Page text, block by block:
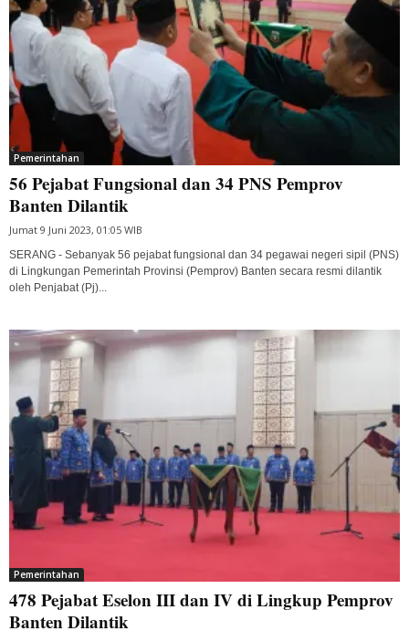
Pemerintahan
56 Pejabat Fungsional dan 34 PNS Pemprov
Banten Dilantik
Jumat 9 Juni 2023, 01:05 WIB
SERANG - Sebanyak 56 pejabat fungsional dan 34 pegawai negeri sipil (PNS)
di Lingkungan Pemerintah Provinsi (Pemprov) Banten secara resmi dilantik
oleh Penjabat (Pj)...
Pemerintahan
478 Pejabat Eselon III dan IV di Lingkup Pemprov
Banten Dilantik